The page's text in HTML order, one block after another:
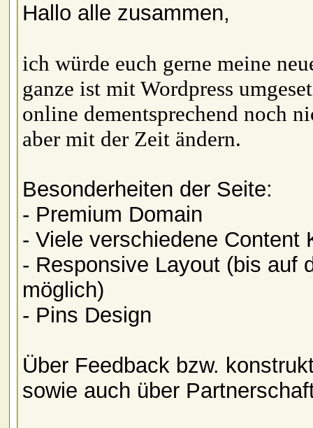
Hallo alle zusammen,
ich würde euch gerne meine
ganze ist mit Wordpress
online dementsprechend noch
aber mit der Zeit ändern.
Besonderheiten der Seite:
- Premium Domain
- Viele verschiedene Content
- Responsive Layout (bis auf
möglich)
- Pins Design
Über Feedback bzw.
sowie auch über